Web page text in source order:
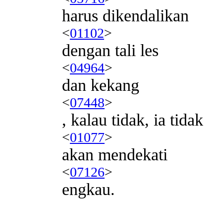
harus dikendalikan
<01102>
dengan tali les
<04964>
dan kekang
<07448>
, kalau tidak, ia tidak
<01077>
akan mendekati
<07126>
engkau.